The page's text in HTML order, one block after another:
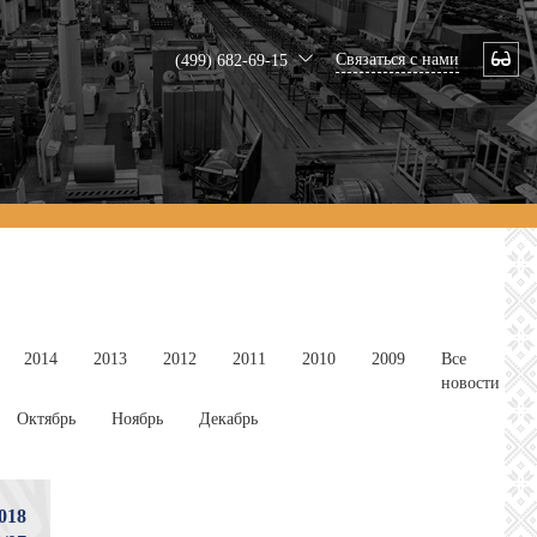
(499) 682-69-15 Связаться с нами
2014 2013 2012 2011 2010 2009
Все
новости
Октябрь
Ноябрь Декабрь